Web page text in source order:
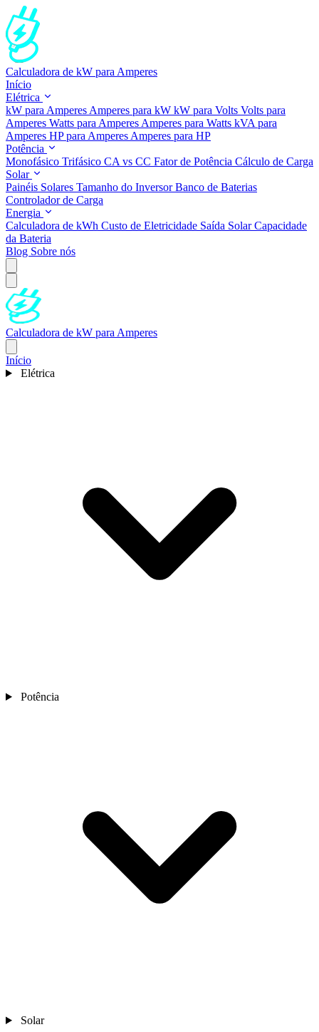
Calculadora de kW para Amperes
Início
Elétrica
kW para Amperes Amperes para kW kW para Volts Volts para
Amperes Watts para Amperes Amperes para Watts kVA para
Amperes HP para Amperes Amperes para HP
Potência
Monofásico Trifásico CA vs CC Fator de Potência Cálculo de Carga
Solar
Painéis Solares Tamanho do InversorBanco de Baterias
Controlador de Carga
Energia
Calculadora de kWh Custo de Eletricidade Saída SolarCapacidade
da Bateria
Blog Sobre nós
Calculadora de kW para Amperes
Início
Elétrica
Potência
Solar